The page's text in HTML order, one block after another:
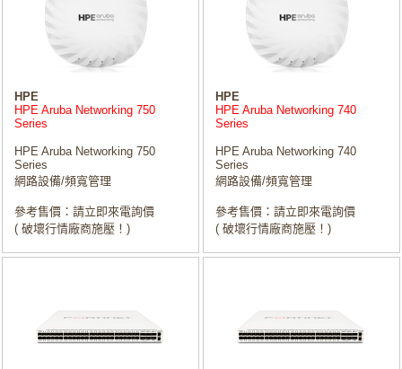
HPE
HPE Aruba Networking 750
Series
HPE Aruba Networking 750
Series
網路設備/頻寬管理
參考售價：請立即來電詢價
( 破壞行情廠商施壓！)
HPE
HPE Aruba Networking 740
Series
HPE Aruba Networking 740
Series
網路設備/頻寬管理
參考售價：請立即來電詢價
( 破壞行情廠商施壓！)